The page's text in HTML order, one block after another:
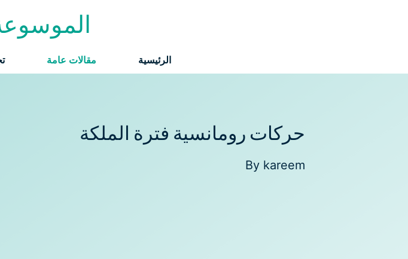
الرئيسية مقالات عامة
حركات رومانسية فترة الملكة
By kareem